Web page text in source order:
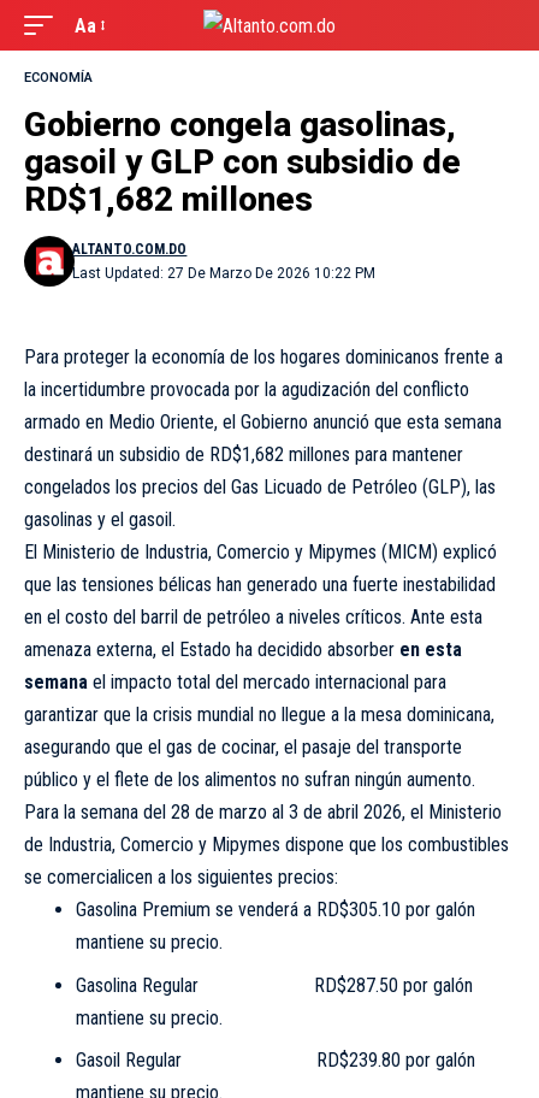
Aa
ECONOMÍA
Gobierno congela gasolinas,
gasoil y GLP con subsidio de
RD$1,682 millones
Last Updated: 27 De Marzo De 2026 10:22 PM
ALTANTO.COM.DO
Para proteger la economía de los hogares dominicanos frente a
la incertidumbre provocada por la agudización del conflicto
armado en Medio Oriente, el Gobierno anunció que esta semana
destinará un subsidio de RD$1,682 millones para mantener
congelados los precios del Gas Licuado de Petróleo (GLP), las
gasolinas y el gasoil.
El Ministerio de Industria, Comercio y Mipymes (MICM) explicó
que las tensiones bélicas han generado una fuerte inestabilidad
en el costo del barril de petróleo a niveles críticos. Ante esta
amenaza externa, el Estado ha decidido absorber en esta
semana el impacto total del mercado internacional para
garantizar que la crisis mundial no llegue a la mesa dominicana,
asegurando que el gas de cocinar, el pasaje del transporte
público y el flete de los alimentos no sufran ningún aumento.
Para la semana del 28 de marzo al 3 de abril 2026, el Ministerio
de Industria, Comercio y Mipymes dispone que los combustibles
se comercialicen a los siguientes precios:
Gasolina Premium se venderá a RD$305.10 por galón
mantiene su precio.
Gasolina Regular RD$287.50 por galón
mantiene su precio.
Gasoil Regular RD$239.80 por galón
mantiene su precio.